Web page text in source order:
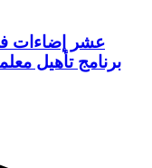
برنامج تأهيل